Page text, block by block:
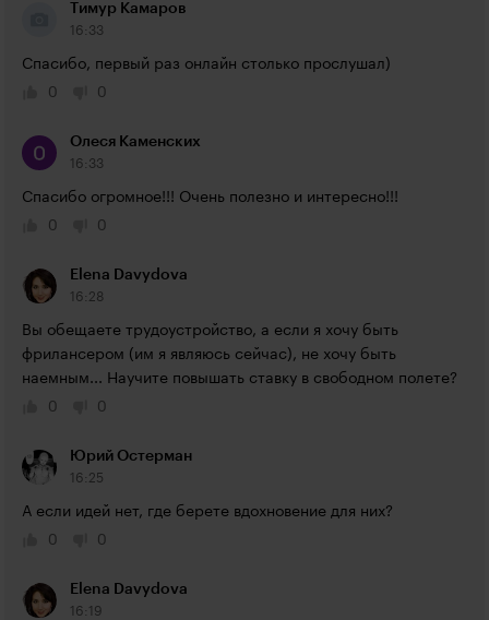
Тимур Камаров
16:33
Спасибо, первый раз онлайн столько прослушал)
0
0
Олеся Каменских
16:33
Спасибо огромное!!! Очень полезно и интересно!!!
0
0
Elena Davydova
16:28
Вы обещаете трудоустройство, а если я хочу быть
фрилансером (им я являюсь сейчас), не хочу быть
наемным... Научите повышать ставку в свободном полете?
0
0
Юрий Остерман
16:25
А если идей нет, где берете вдохновение для них?
0
0
Elena Davydova
16:19